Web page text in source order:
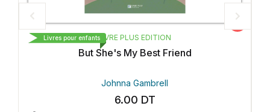
LIVRE PLUS EDITION
But She's My Best Friend
Johnna Gambrell
6.00 DT
Livres pour enfants